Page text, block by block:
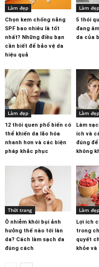
Làm đẹp
Chọn kem chống nắng
SPF bao nhiêu là tốt
nhất? Những điều bạn
cần biết để bảo vệ da
hiệu quả
Làm đẹp
5 thói
đang
da của
Làm đẹp
12 thói quen phổ biến có
thể khiến da lão hóa
nhanh hơn và các biện
pháp khắc phục
Làm đẹp
Làm
ích và
đúng
không
Thời trang
Ô nhiễm khói bụi ảnh
hưởng thế nào tới làn
da? Cách làm sạch da
đúng cách
Làm đẹp
Lợi ích
trong
quyết
khỏe